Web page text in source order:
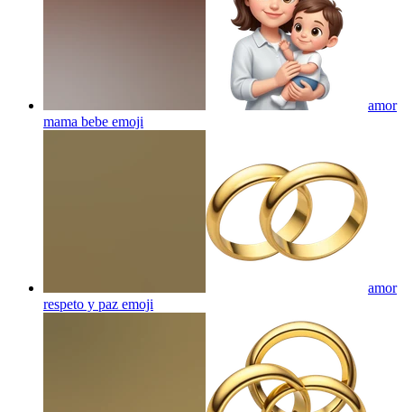
amor
mama bebe emoji
amor
respeto y paz emoji